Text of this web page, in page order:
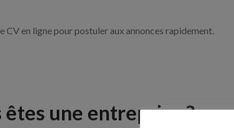
CV en ligne pour postuler aux annonces rapidement.
êtes une entreprise ?